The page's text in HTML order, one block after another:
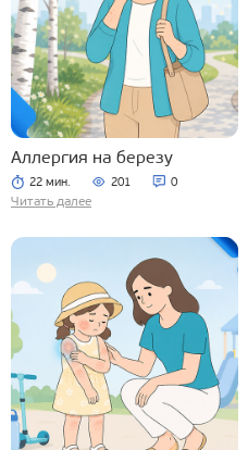
Аллергия на березу
22 мин. 201 0
Читать далее